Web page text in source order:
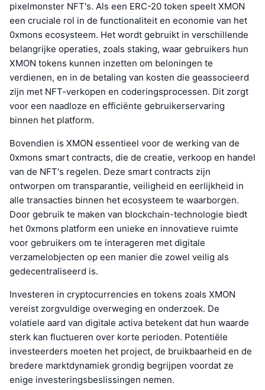
pixelmonster NFT's. Als een ERC-20 token speelt XMON
een cruciale rol in de functionaliteit en economie van het
0xmons ecosysteem. Het wordt gebruikt in verschillende
belangrijke operaties, zoals staking, waar gebruikers hun
XMON tokens kunnen inzetten om beloningen te
verdienen, en in de betaling van kosten die geassocieerd
zijn met NFT-verkopen en coderingsprocessen. Dit zorgt
voor een naadloze en efficiënte gebruikerservaring
binnen het platform.
Bovendien is XMON essentieel voor de werking van de
0xmons smart contracts, die de creatie, verkoop en handel
van de NFT's regelen. Deze smart contracts zijn
ontworpen om transparantie, veiligheid en eerlijkheid in
alle transacties binnen het ecosysteem te waarborgen.
Door gebruik te maken van blockchain-technologie biedt
het 0xmons platform een unieke en innovatieve ruimte
voor gebruikers om te interageren met digitale
verzamelobjecten op een manier die zowel veilig als
gedecentraliseerd is.
Investeren in cryptocurrencies en tokens zoals XMON
vereist zorgvuldige overweging en onderzoek. De
volatiele aard van digitale activa betekent dat hun waarde
sterk kan fluctueren over korte perioden. Potentiële
investeerders moeten het project, de bruikbaarheid en de
bredere marktdynamiek grondig begrijpen voordat ze
enige investeringsbeslissingen nemen.